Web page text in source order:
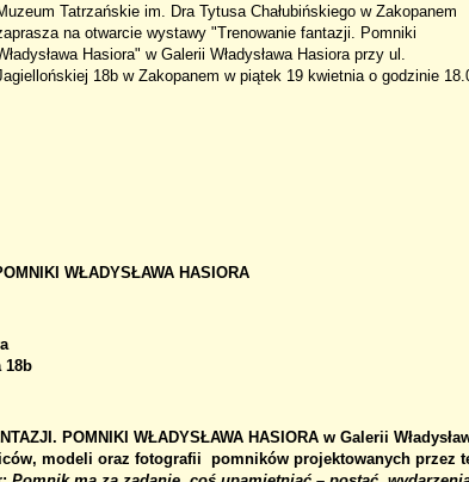
Tatrzańskie im. Dra Tytusa Chałubińskiego w Zakopanem
na otwarcie wystawy "Trenowanie fantazji. Pomniki
Hasiora" w Galerii Władysława Hasiora przy ul.
18b w Zakopanem w piątek 19 kwietnia o godzinie
WŁADYSŁAWA HASIORA
18b
POMNIKI WŁADYSŁAWA HASIORA w Galerii
modeli oraz fotografii pomników projektowanych przez